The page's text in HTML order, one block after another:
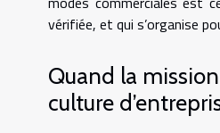
vérifiée, et qui s’organise
Quand la
culture